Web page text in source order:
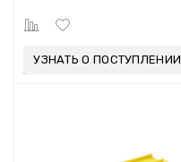
УЗНАТЬ О ПОСТУПЛЕНИИ